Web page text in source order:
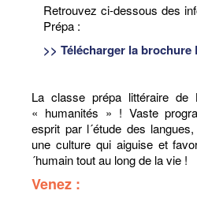
Retrouvez ci-dessous des
Prépa :
>> Télécharger la brochure
La classe prépa littéraire de
« humanités » ! Vaste
esprit par l´étude des
une culture qui aiguise et
´humain tout au long de la vie !
Venez :